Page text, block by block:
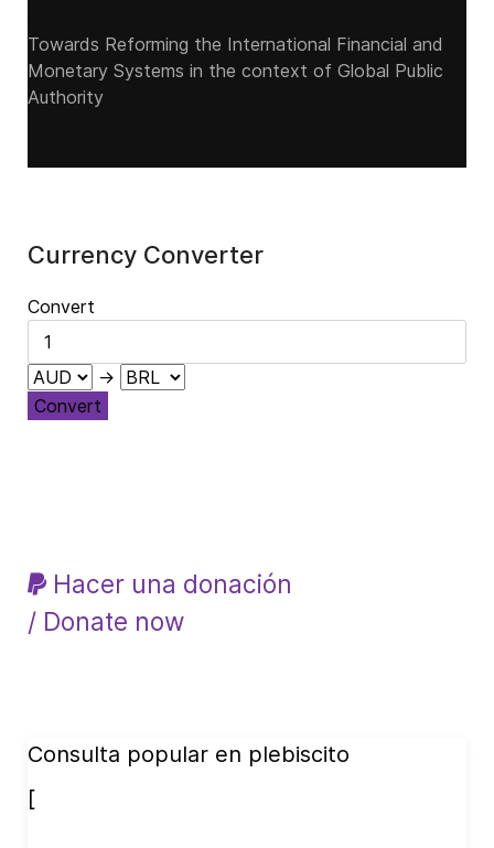
Towards Reforming the International Financial and
Monetary Systems in the context of Global Public
Authority
Currency Converter
Convert
→
Convert
Hacer una donación
/ Donate now
Consulta popular en plebiscito
[